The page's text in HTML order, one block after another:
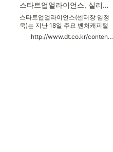
존 산업의 문제점을 해결하는 스타
트업에 더욱 가치를 둔다."서울 테
헤란로에 위치한 스타트업얼라이
언스에서 지난 18일 열린 '테헤란로
펀딩클럽' 12회에서 세마트랜스링
스타트업얼라이언스, 실리콘밸리 VC 초청 펀딩클럽 개최
스타트업얼라이언스(센터장 임정
욱)는 지난 18일 주요 벤처캐피털
(VC)을 스타트업 생태계에 소개하
는 '테헤란로 펀딩클럽' 12회를 개
http://www.dt.co.kr/contents.html?article_no=2017101902109960049003